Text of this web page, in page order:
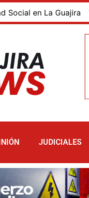
Corpoguajira y
JUDICIALES